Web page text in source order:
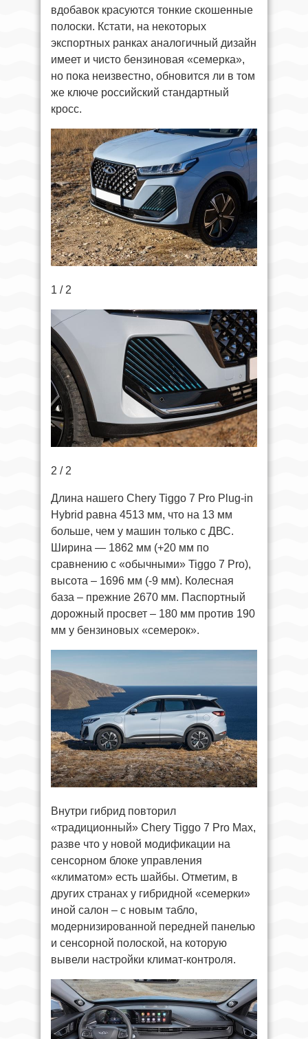
вдобавок красуются тонкие скошенные
полоски. Кстати, на некоторых
экспортных ранках аналогичный дизайн
имеет и чисто бензиновая «семерка»,
но пока неизвестно, обновится ли в том
же ключе российский стандартный
кросс.
1 / 2
2 / 2
Длина нашего Chery Tiggo 7 Pro Plug-in
Hybrid равна 4513 мм, что на 13 мм
больше, чем у машин только с ДВС.
Ширина — 1862 мм (+20 мм по
сравнению с «обычными» Tiggo 7 Pro),
высота – 1696 мм (-9 мм). Колесная
база – прежние 2670 мм. Паспортный
дорожный просвет – 180 мм против 190
мм у бензиновых «семерок».
Внутри гибрид повторил
«традиционный» Chery Tiggo 7 Pro Max,
разве что у новой модификации на
сенсорном блоке управления
«климатом» есть шайбы. Отметим, в
других странах у гибридной «семерки»
иной салон – с новым табло,
модернизированной передней панелью
и сенсорной полоской, на которую
вывели настройки климат-контроля.